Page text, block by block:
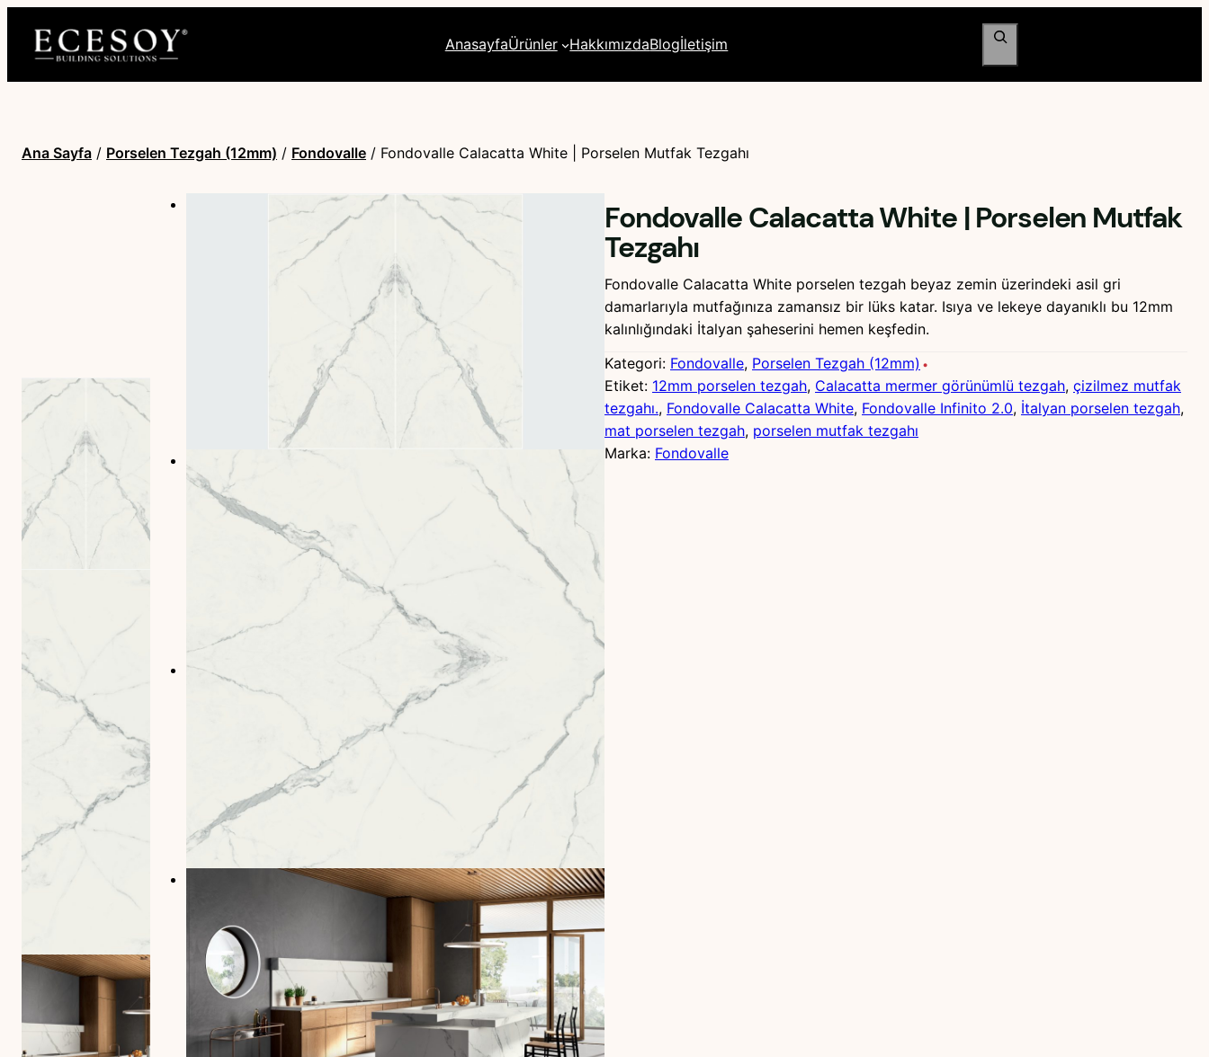
AnasayfaÜrünler HakkımızdaBlogİletişim
Ara
Ana Sayfa / Porselen Tezgah (12mm) / Fondovalle / Fondovalle Calacatta White | Porselen Mutfak Tezgahı
Fondovalle Calacatta White | Porselen Mutfak
Tezgahı
Fondovalle Calacatta White porselen tezgah beyaz zemin üzerindeki asil gri
damarlarıyla mutfağınıza zamansız bir lüks katar. Isıya ve lekeye dayanıklı bu 12mm
kalınlığındaki İtalyan şaheserini hemen keşfedin.
Kategori: Fondovalle, Porselen Tezgah (12mm)
Etiket: 12mm porselen tezgah, Calacatta mermer görünümlü tezgah, çizilmez mutfak
tezgahı., Fondovalle Calacatta White, Fondovalle Infinito 2.0, İtalyan porselen tezgah
mat porselen tezgah, porselen mutfak tezgahı
Marka: Fondovalle